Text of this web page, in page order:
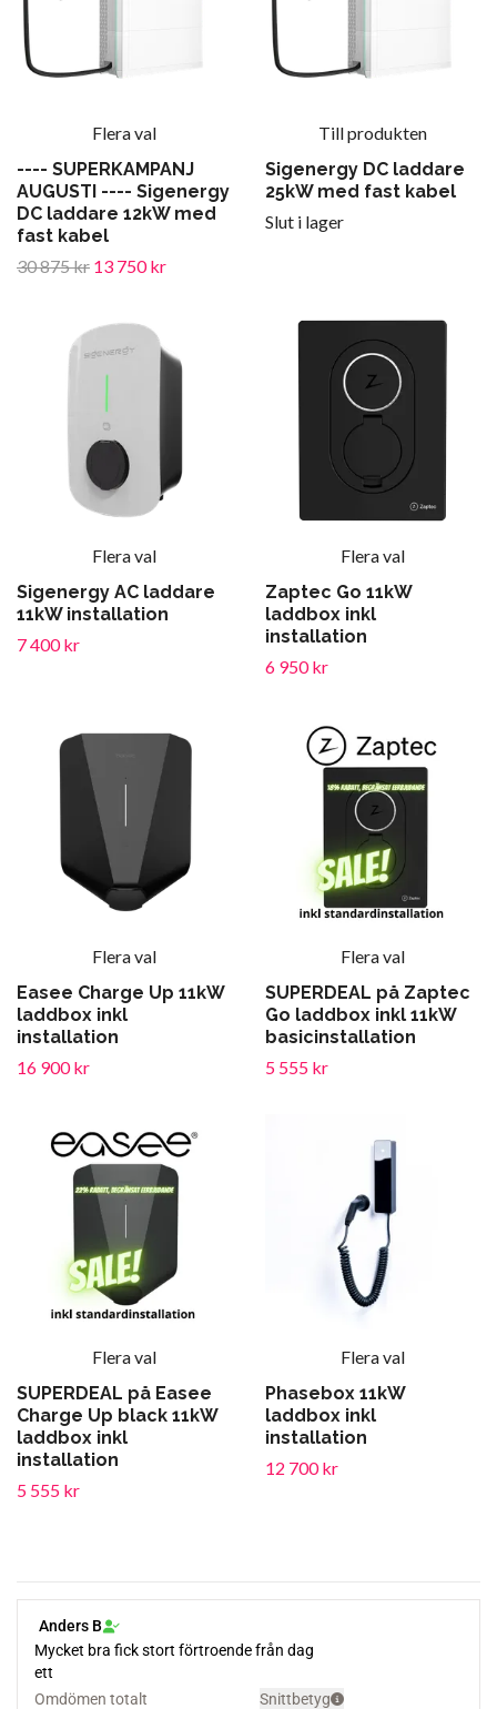
Flera val
---- SUPERKAMPANJ
AUGUSTI ---- Sigenergy
DC laddare 12kW med
fast kabel
30 875 kr 13 750 kr
Till produkten
Sigenergy DC laddare
25kW med fast kabel
Slut i lager
Flera val
Sigenergy AC laddare
11kW installation
7 400 kr
Flera val
Zaptec Go 11kW
laddbox inkl
installation
6 950 kr
Flera val
Easee Charge Up 11kW
laddbox inkl
installation
16 900 kr
Flera val
SUPERDEAL på Zaptec
Go laddbox inkl 11kW
basicinstallation
5 555 kr
Flera val
SUPERDEAL på Easee
Charge Up black 11kW
laddbox inkl
installation
5 555 kr
Flera val
Phasebox 11kW
laddbox inkl
installation
12 700 kr